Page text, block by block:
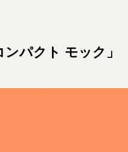
ンパクト モック」